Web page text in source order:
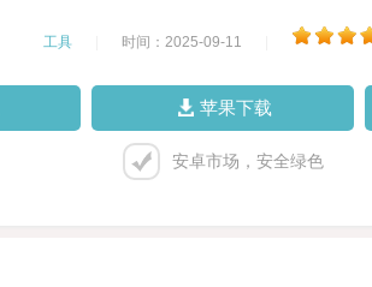
工具 时间：2025-09-11
苹果下载
安卓市场，安全绿色